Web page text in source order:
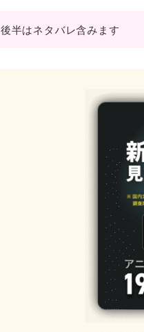
後半はネタバレ含みます